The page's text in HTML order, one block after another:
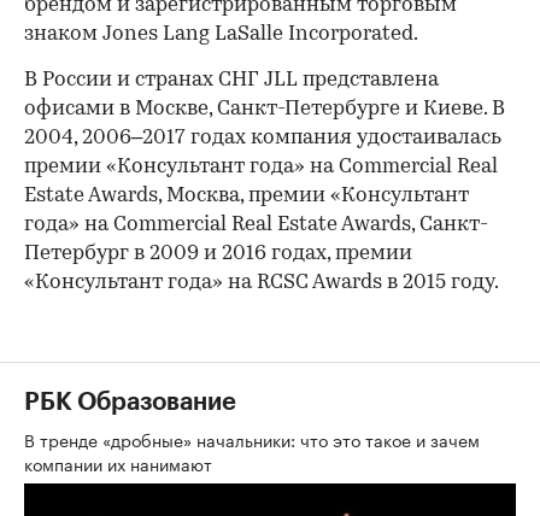
брендом и зарегистрированным торговым
знаком Jones Lang LaSalle Incorporated.
В России и странах СНГ JLL представлена
офисами в Москве, Санкт-Петербурге и Киеве. В
2004, 2006–2017 годах компания удостаивалась
премии «Консультант года» на Commercial Real
Estate Awards, Москва, премии «Консультант
года» на Commercial Real Estate Awards, Санкт-
Петербург в 2009 и 2016 годах, премии
«Консультант года» на RCSC Awards в 2015 году.
РБК Образование
В тренде «дробные» начальники: что это такое и зачем
компании их нанимают